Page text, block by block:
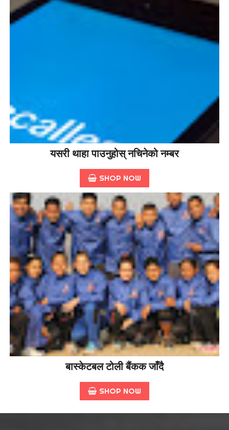
यसरी थाहा पाउनुहोस् नचिनेको नम्बर
SHOP NOW
बास्केटबल टोली बैंकक जाँदै
SHOP NOW